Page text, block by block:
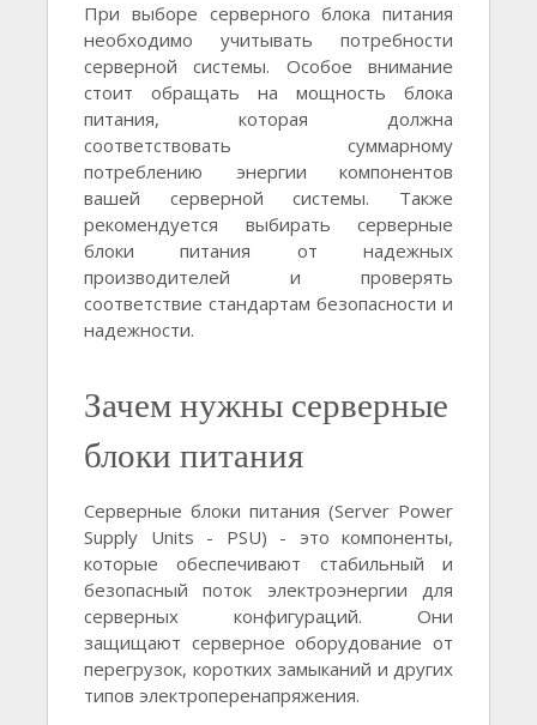
При выборе серверного блока питания
необходимо учитывать потребности
серверной системы. Особое внимание
стоит обращать на мощность блока
питания, которая должна
соответствовать суммарному
потреблению энергии компонентов
вашей серверной системы. Также
рекомендуется выбирать серверные
блоки питания от надежных
производителей и проверять
соответствие стандартам безопасности и
надежности.
Зачем нужны серверные
блоки питания
Серверные блоки питания (Server Power
Supply Units - PSU) - это компоненты,
которые обеспечивают стабильный и
безопасный поток электроэнергии для
серверных конфигураций. Они
защищают серверное оборудование от
перегрузок, коротких замыканий и других
типов электроперенапряжения.